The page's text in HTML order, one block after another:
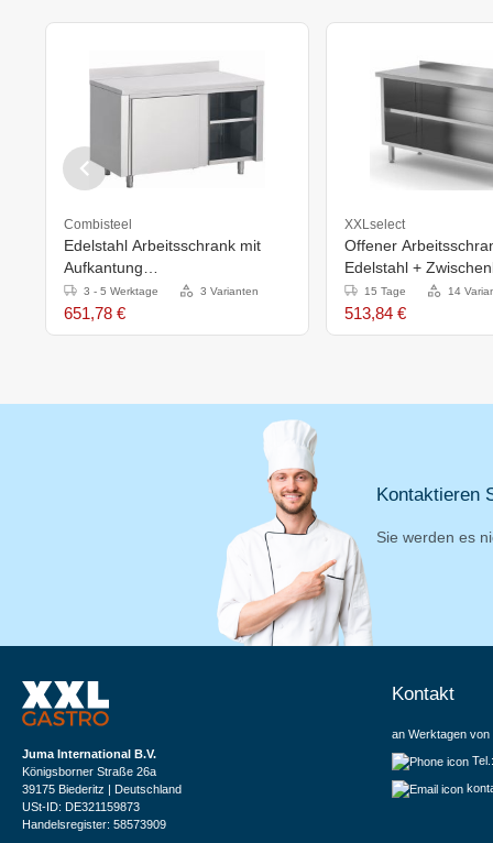
Combisteel
Edelstahl Arbeitsschrank mit
Aufkantung
1200x600(H)x850mm
3 - 5 Werktage 3 Varianten
651,78 €
XXLselect
Offener
Edelstahl +
800x600x(H)885mm
15 Tage 14
513,84 €
Kontaktieren
Sie werden es
Juma International B.V.
Königsborner Straße 26a
39175 Biederitz | Deutschland
USt-ID: DE321159873
Handelsregister: 58573909
Kontakt
an Werktagen